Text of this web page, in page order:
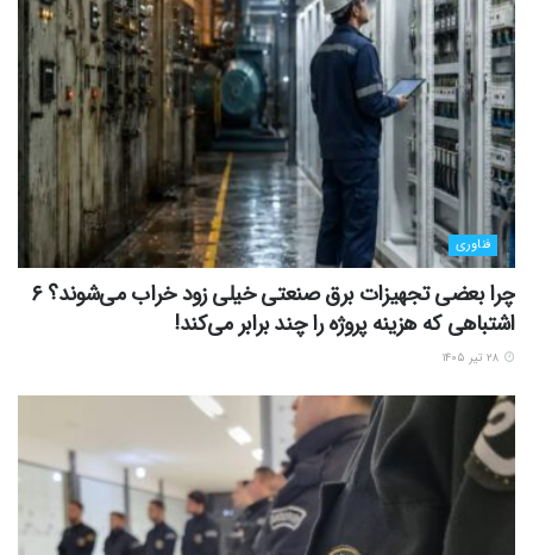
فناوری
چرا بعضی تجهیزات برق صنعتی خیلی زود خراب می‌شوند؟ ۶
اشتباهی که هزینه پروژه را چند برابر می‌کند!